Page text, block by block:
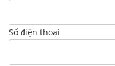
Số điện thoại